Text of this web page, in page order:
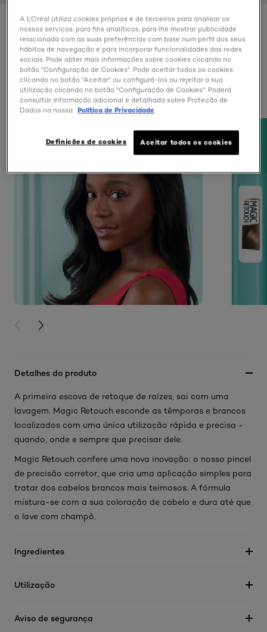
ColorCastanho Escuro
PREVIOUS CARD
NEXT CARD
Detalhes do produto
A primeira escova de retoque de raízes, sai com uma
lavagem. Magic Retouch esconde as têmporas e brancos
localizados com uma única utilização rápida e precisa -
quando, onde e sempre que precisar dele.
Magic Retouch confere uma nova inovação: o nosso pincel
de precisão corretor, que cria uma aplicação simples para
tratar dos cabelos brancos mais teimosos. A fórmula
mistura-se com a sua coloração de cabelo e dura até que
o lave com champô.
Ingredientes
Utilização
Aviso de segurança
A L'Oréal utiliza cookies próprios e de terceiros para analisar os
nossos serviços, para fins analíticos, para lhe mostrar publicidade
relacionada com as suas preferências com base num perfil dos seus
hábitos de navegação e para incorporar funcionalidades das redes
sociais. Pode obter mais informações sobre cookies clicando no
botão "Configuração de Cookies". Pode aceitar todos os cookies
clicando no botão "Aceitar" ou configurá-los ou rejeitar a sua
utilização clicando no botão "Configuração de Cookies". Poderá
consultar informação adicional e detalhada sobre Proteção de
Dados na nossa
Política de Privacidade
Definições de cookies Aceitar todos os cookies